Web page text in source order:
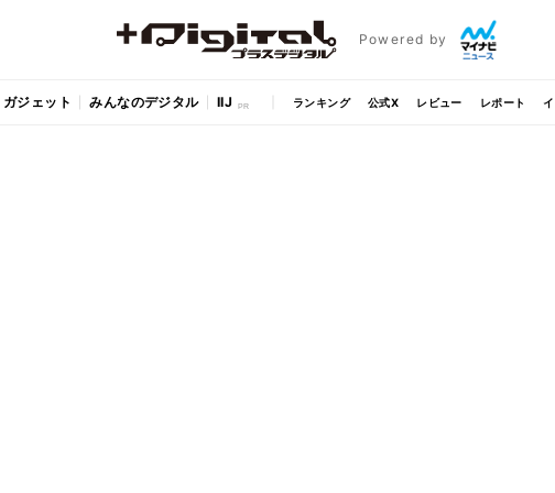
Powered by
ガジェット みんなのデジタル IIJ ランキング 公式X レビュー レポート